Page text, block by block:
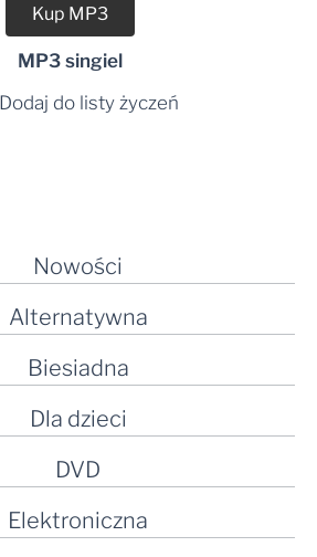
Nowości
Alternatywna
Biesiadna
Dla dzieci
DVD
Elektroniczna
Kup MP3
MP3 singiel
Dodaj do listy życzeń